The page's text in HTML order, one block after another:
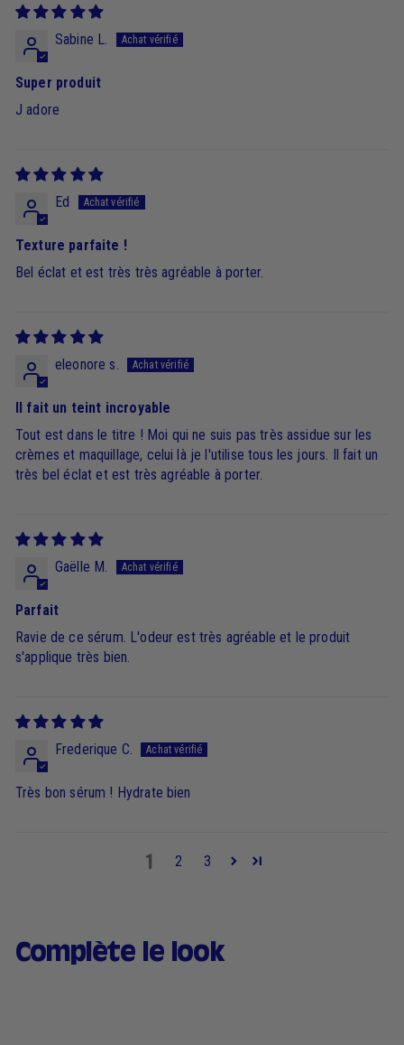
Sabine L.
Super produit
J adore
Ed
Texture parfaite !
Bel éclat et est très très agréable à porter.
eleonore s.
Il fait un teint incroyable
Tout est dans le titre ! Moi qui ne suis pas très assidue sur les
crèmes et maquillage, celui là je l'utilise tous les jours. Il fait un
très bel éclat et est très agréable à porter.
Gaëlle M.
Parfait
Ravie de ce sérum. L'odeur est très agréable et le produit
s'applique très bien.
Frederique C.
Très bon sérum ! Hydrate bien
1 2 3
Complète le look